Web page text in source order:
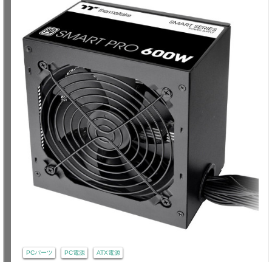
PCパーツ PC電源 ATX電源